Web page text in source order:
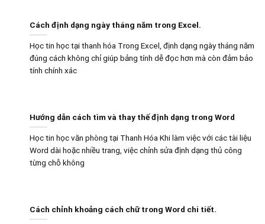
Cách định dạng ngày tháng năm trong Excel.
Học tin học tại thanh hóa Trong Excel, định dạng ngày tháng năm
đúng cách không chỉ giúp bảng tính dễ đọc hơn mà còn đảm bảo
tính chính xác
Hướng dẫn cách tìm và thay thế định dạng trong Word
Học tin học văn phòng tại Thanh Hóa Khi làm việc với các tài liệu
Word dài hoặc nhiều trang, việc chỉnh sửa định dạng thủ công
từng chỗ không
Cách chỉnh khoảng cách chữ trong Word chi tiết.